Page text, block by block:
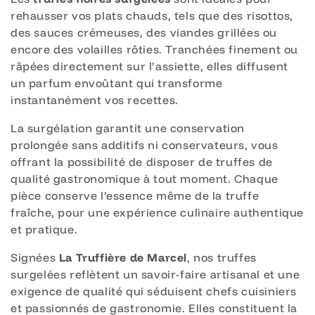
i
o
n
:
rehausser vos plats chauds, tels que des risottos,
des sauces crémeuses, des viandes grillées ou
encore des volailles rôties. Tranchées finement ou
râpées directement sur l’assiette, elles diffusent
un parfum envoûtant qui transforme
instantanément vos recettes.
La surgélation garantit une conservation
prolongée sans additifs ni conservateurs, vous
offrant la possibilité de disposer de truffes de
qualité gastronomique à tout moment. Chaque
pièce conserve l’essence même de la truffe
fraîche, pour une expérience culinaire authentique
et pratique.
Signées La Truffière de Marcel, nos truffes
surgelées reflètent un savoir-faire artisanal et une
exigence de qualité qui séduisent chefs cuisiniers
et passionnés de gastronomie. Elles constituent la